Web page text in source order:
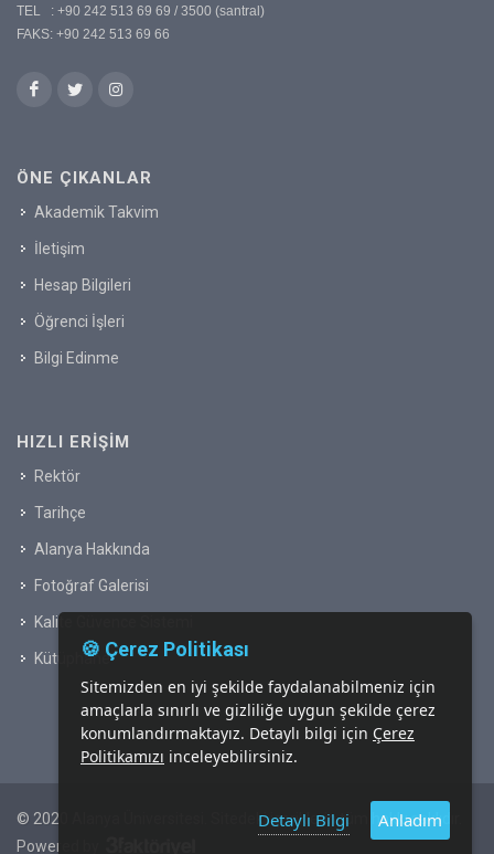
TEL : +90 242 513 69 69 / 3500 (santral)
FAKS: +90 242 513 69 66
ÖNE ÇIKANLAR
Akademik Takvim
İletişim
Hesap Bilgileri
Öğrenci İşleri
Bilgi Edinme
HIZLI ERIŞIM
Rektör
Tarihçe
Alanya Hakkında
Fotoğraf Galerisi
Kalite Güvence Sistemi
Kütüphane
© 2020 Alanya Üniversitesi. Sitedeki içeriklerin tüm hakkı saklıdır.
Powered by
🍪 Çerez Politikası
Sitemizden en iyi şekilde faydalanabilmeniz için
amaçlarla sınırlı ve gizliliğe uygun şekilde çerez
konumlandırmaktayız. Detaylı bilgi için Çerez
Politikamızı inceleyebilirsiniz.
Detaylı Bilgi Anladım